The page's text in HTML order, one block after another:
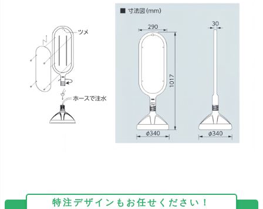
特注デザインもお任せください！